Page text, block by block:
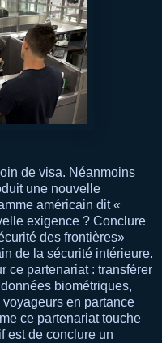
de visa. Néanmoins
une nouvelle
américain dit «
exigence ? Conclure
des frontières»
de la sécurité intérieure.
ce partenariat : transférer
biométriques,
en partance
ce partenariat touche
est de conclure un